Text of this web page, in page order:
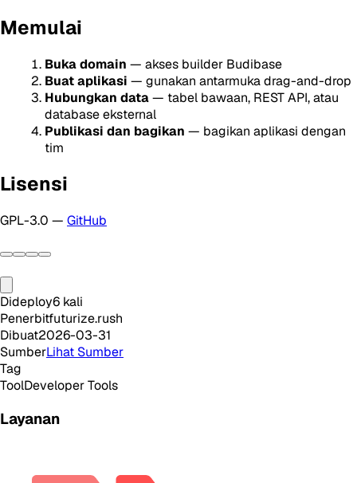
Memulai
Buka domain — akses builder Budibase
Buat aplikasi — gunakan antarmuka drag-and-drop
Hubungkan data— tabel bawaan, REST API, atau
database eksternal
Publikasi dan bagikan — bagikan aplikasi dengan
tim
Lisensi
GPL-3.0 — GitHub
Dideploy6 kali
Penerbitfuturize.rush
Dibuat2026-03-31
SumberLihat Sumber
Tag
ToolDeveloper Tools
Layanan